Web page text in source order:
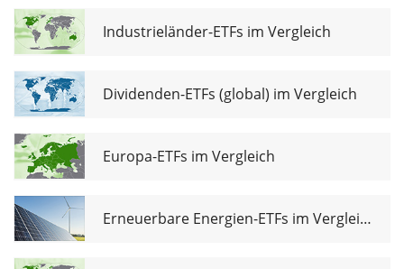
Industrieländer-ETFs im Vergleich
Dividenden-ETFs (global) im Vergleich
Europa-ETFs im Vergleich
Erneuerbare Energien-ETFs im Vergleich